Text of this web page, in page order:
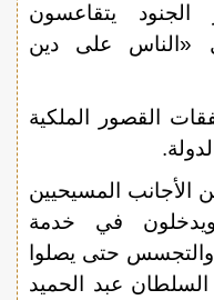
يتقاعسون
«الناس على دين
القصور الملكية
الأجانب المسيحيين
ويدخلون في خدمة
حتى يصلوا
عبد الحميد